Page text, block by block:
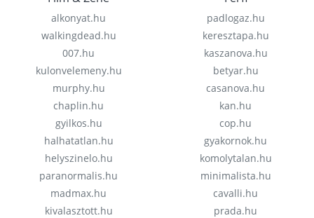
alkonyat.hu
walkingdead.hu
007.hu
kulonvelemeny.hu
murphy.hu
chaplin.hu
gyilkos.hu
halhatatlan.hu
helyszinelo.hu
paranormalis.hu
madmax.hu
kivalasztott.hu
padlogaz.hu
keresztapa.hu
kaszanova.hu
betyar.hu
casanova.hu
kan.hu
cop.hu
gyakornok.hu
komolytalan.hu
minimalista.hu
cavalli.hu
prada.hu